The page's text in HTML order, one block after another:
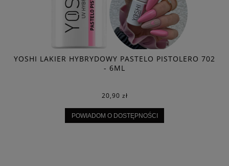
YOSHI LAKIER HYBRYDOWY PASTELO PISTOLERO 702
- 6ML
20,90 zł
POWIADOM O DOSTĘPNOŚCI